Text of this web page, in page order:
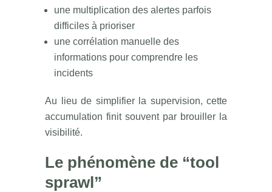
une multiplication des alertes parfois
difficiles à prioriser
une corrélation manuelle des
informations pour comprendre les
incidents
Au lieu de simplifier la supervision, cette
accumulation finit souvent par brouiller la
visibilité.
Le phénomène de “tool
sprawl”